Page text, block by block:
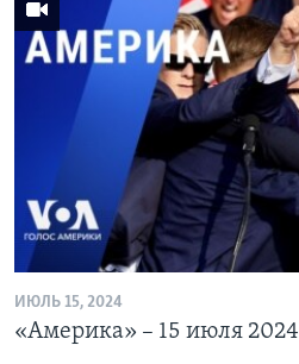
ИЮЛЬ 15, 2024
«Америка» – 15 июля 2024